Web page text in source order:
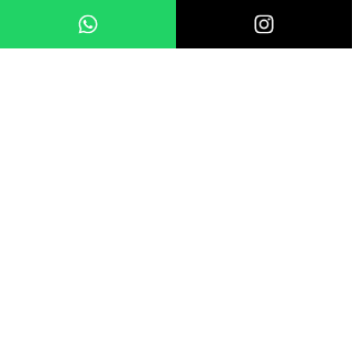
Buffet de Massas - Italiano Buona
Buffet - Festa com Cardápio Junino I
Buffet - Festa Cardápio Junino II